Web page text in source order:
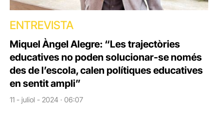
ENTREVISTA
Miquel Àngel Alegre: “Les trajectòries
educatives no poden solucionar-se només
des de l’escola, calen polítiques educatives
en sentit ampli”
11 - juliol - 2024 · 06:07